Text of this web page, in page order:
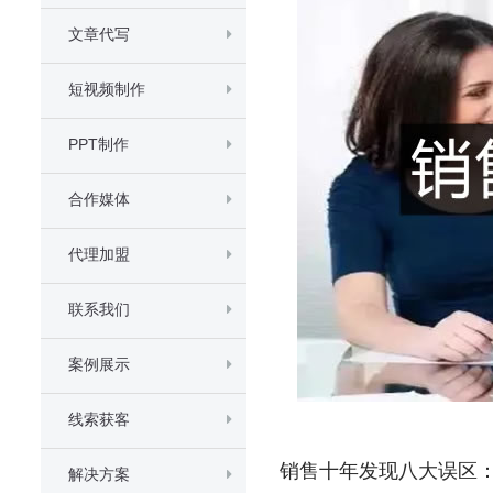
文章代写
短视频制作
PPT制作
合作媒体
代理加盟
联系我们
案例展示
线索获客
解决方案 销售十年发现八大误区